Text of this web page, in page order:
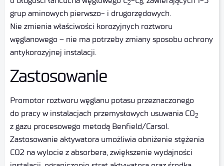
2 8
grup aminowych pierwszo- i drugorzędowych.
Nie zmienia właściwości korozyjnych roztworu
węglanowego – nie ma potrzeby zmiany sposobu ochrony
antykorozyjnej instalacji.
Zastosowanie
Promotor roztworu węglanu potasu przeznaczonego
do pracy w instalacjach przemysłowych usuwania CO2
z gazu procesowego metodą Benfield/Carsol.
Zastosowanie aktywatora umożliwia obniżenie stężenia
CO2 na wylocie z absorbera, zwiększenie wydajności